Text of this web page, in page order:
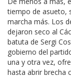
tiempo de asueto,
marcha más. Los
dejaron seco al
batuta de Sergi
gobierno del
una y otra vez,
hasta abrir brecha